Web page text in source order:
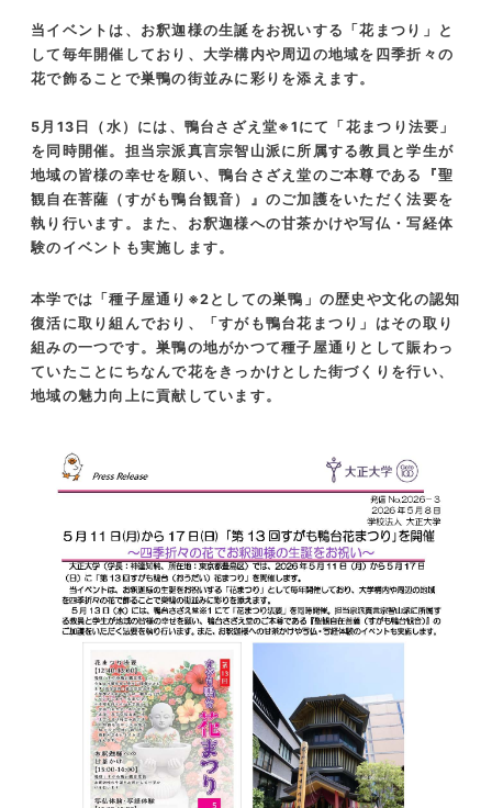
当イベントは、お釈迦様の生誕をお祝いする「花まつり」と
して毎年開催しており、大学構内や周辺の地域を四季折々の
花で飾ることで巣鴨の街並みに彩りを添えます。
5 月 13 日（水）には、鴨台さざえ堂※1 にて「花まつり法要」
を同時開催。担当宗派真言宗智山派に所属する教員と学生が
地域の皆様の幸せを願い、鴨台さざえ堂のご本尊である『聖
観自在菩薩（すがも鴨台観音）』のご加護をいただく法要を
執り行います。また、お釈迦様への甘茶かけや写仏・写経体
験の イベントも実施します。
本学では「種子屋通り※2としての巣鴨」の歴史や文化の認知
復活に取り組んでおり、「すがも鴨台花まつり」はその取り
組みの一つです。巣鴨の地がかつて種子屋通りとして賑わっ
ていたことにちなんで花をきっかけとした街づくりを行い、
地域の魅力向上に貢献しています。